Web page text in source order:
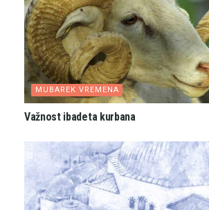
MUBAREK VREMENA
Važnost ibadeta kurbana